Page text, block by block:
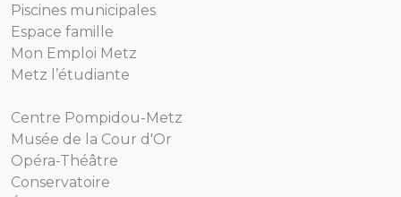
Piscines municipales
Espace famille
Mon Emploi Metz
Metz l’étudiante
Centre Pompidou-Metz
Musée de la Cour d'Or
Opéra-Théâtre
Conservatoire